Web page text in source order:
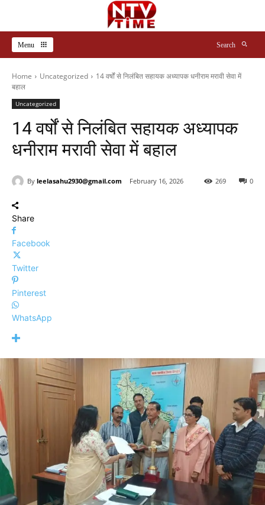
Menu Search
Home Uncategorized
14 वर्षों से निलंबित सहायक अध्यापक धनीराम मरावी सेवा में
बहाल
Uncategorized
14 वर्षों से निलंबित सहायक अध्यापक
धनीराम मरावी सेवा में बहाल
By leelasahu2930@gmail.com February 16, 2026 0
269
Share
Facebook
Twitter
Pinterest
WhatsApp